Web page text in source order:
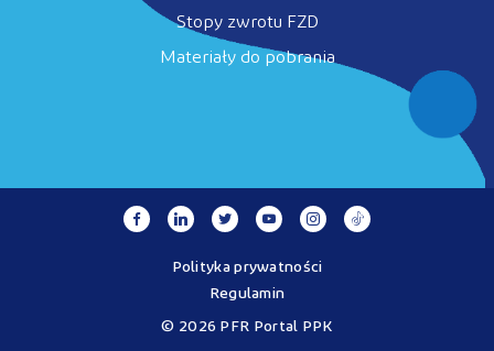
Stopy zwrotu FZD
Materiały do pobrania
© 2026 PFR Portal PPK
Polityka prywatności
Regulamin